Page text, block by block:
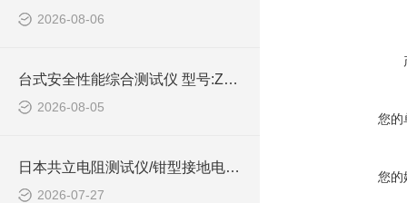
2026-08-06
台式安全性能综合测试仪 型号:ZX/HEX330的详细介绍
2026-08-05
日本共立电阻测试仪/钳型接地电阻测试仪 型号:MODEL4200的技术介绍
2026-07-27
您的
您的